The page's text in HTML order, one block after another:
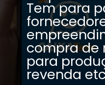
Tem para
compra de
para
revenda